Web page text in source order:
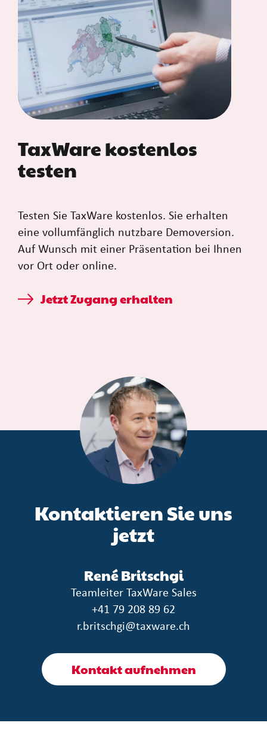
TaxWare kostenlos
testen
Testen Sie TaxWare kostenlos. Sie erhalten
eine vollumfänglich nutzbare Demoversion.
Auf Wunsch mit einer Präsentation bei Ihnen
vor Ort oder online.
Jetzt Zugang erhalten
Kontaktieren Sie uns
jetzt
René Britschgi
Teamleiter TaxWare Sales
+41 79 208 89 62
r.britschgi@taxware.ch
Kontakt aufnehmen